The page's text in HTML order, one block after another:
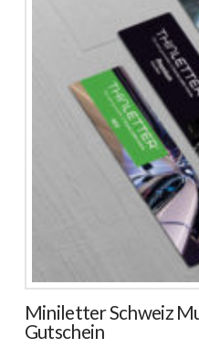
Miniletter Schweiz
Gutschein